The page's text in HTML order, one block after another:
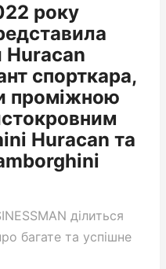
року
Huracan
спорткара,
проміжною
Huracan та
ділиться
багате та успішне